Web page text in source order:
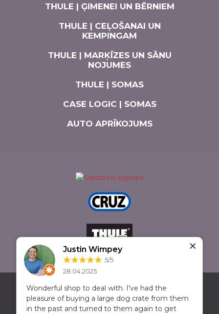
THULE | ĢIMENEI UN BĒRNIEM
THULE | CEĻOŠANAI UN
KEMPINGAM
THULE | MARĶĪZES UN SĀNU
NOJUMES
THULE | SOMAS
CASE LOGIC | SOMAS
AUTO APRĪKOJUMS
Justin Wimpey
5/5
28.04.2025
Wonderful shop to deal with. I've had the
pleasure of buying a large dog crate from them
in the past and turned to them again to get
✕